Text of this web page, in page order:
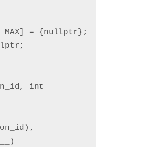
= {nullptr};
int